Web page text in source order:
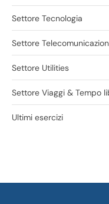
Settore Tecnologia
Settore
Settore Utilities
Settore Viaggi & Tempo
Ultimi esercizi